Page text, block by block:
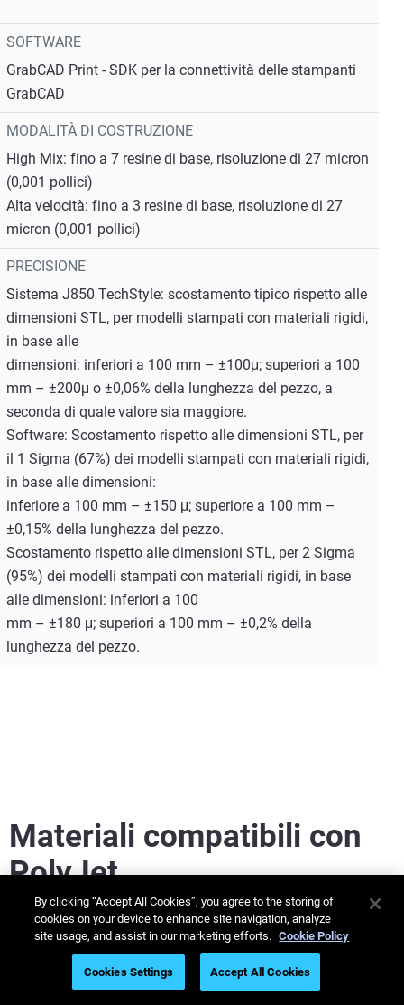
SOFTWARE
GrabCAD Print - SDK per la connettività delle stampanti
GrabCAD
MODALITÀ DI COSTRUZIONE
High Mix: fino a 7 resine di base, risoluzione di 27 micron
(0,001 pollici)
Alta velocità: fino a 3 resine di base, risoluzione di 27
micron (0,001 pollici)
PRECISIONE
Sistema J850 TechStyle: scostamento tipico rispetto alle
dimensioni STL, per modelli stampati con materiali rigidi,
in base alle
dimensioni: inferiori a 100 mm – ±100μ; superiori a 100
mm – ±200μ o ±0,06% della lunghezza del pezzo, a
seconda di quale valore sia maggiore.
Software: Scostamento rispetto alle dimensioni STL, per
il 1 Sigma (67%) dei modelli stampati con materiali rigidi,
in base alle dimensioni:
inferiore a 100 mm – ±150 μ; superiore a 100 mm –
±0,15% della lunghezza del pezzo.
Scostamento rispetto alle dimensioni STL, per 2 Sigma
(95%) dei modelli stampati con materiali rigidi, in base
alle dimensioni: inferiori a 100
mm – ±180 μ; superiori a 100 mm – ±0,2% della
lunghezza del pezzo.
Materiali compatibili con
PolyJet
Il vano della stampante 3D
J850™ TechStyle™ può
By clicking “Accept All Cookies”, you agree to the storing of
cookies on your device to enhance site navigation, analyze
site usage, and assist in our marketing efforts. Cookie Policy
Cookies Settings Accept All Cookies